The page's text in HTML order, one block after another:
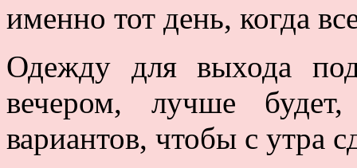
именно тот день, когда
Одежду для выхода
вечером, лучше
вариантов, чтобы с утра